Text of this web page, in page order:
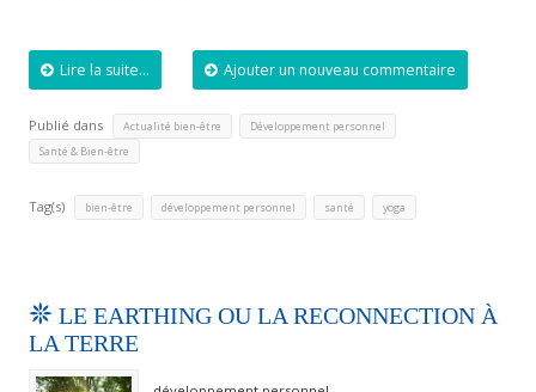
Lire la suite... Ajouter un nouveau commentaire
Publié dans Actualité bien-être Développement personnel
Santé & Bien-être
Tag(s) bien-être développement personnel santé yoga
LE EARTHING OU LA RECONNECTION À
LA TERRE